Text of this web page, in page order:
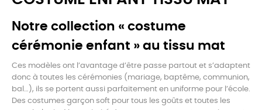
Notre collection « costume
cérémonie enfant » au tissu mat
Ces modèles ont l’avantage d’être passe partout et s’adaptent
donc à toutes les cérémonies (mariage, baptême, communion,
bal…), ils se portent aussi parfaitement en uniforme pour l’école.
Des costumes garçon soft pour tous les goûts et toutes les